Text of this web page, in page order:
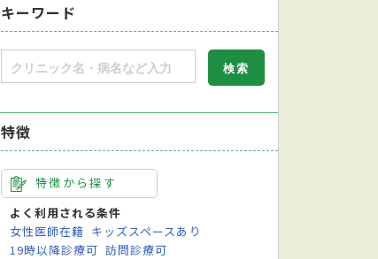
キーワード
特徴
特徴から探す
よく利用される条件
女性医師在籍 キッズスペースあり
19時以降診療可 訪問診療可